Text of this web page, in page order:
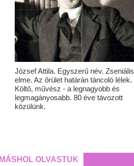
József Attila. Egyszerű név. Zseniális
elme. Az őrület határán táncoló lélek.
Költő, művész - a legnagyobb és
legmagányosabb. 80 éve távozott
közülünk.
MÁSHOL OLVASTUK